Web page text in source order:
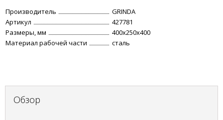
Производитель
GRINDA
Артикул
427781
Размеры, мм
400х250х400
Материал рабочей части
сталь
Обзор